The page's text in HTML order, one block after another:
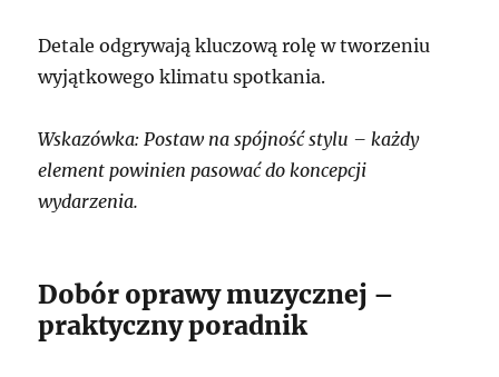
Detale odgrywają kluczową rolę w tworzeniu
wyjątkowego klimatu spotkania.
Wskazówka: Postaw na spójność stylu – każdy
element powinien pasować do koncepcji
wydarzenia.
Dobór oprawy muzycznej –
praktyczny poradnik